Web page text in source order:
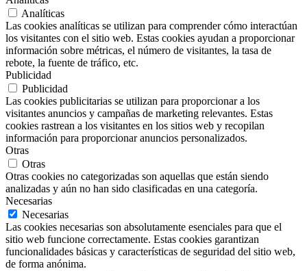
Analíticas
Las cookies analíticas se utilizan para comprender cómo interactúan
los visitantes con el sitio web. Estas cookies ayudan a proporcionar
información sobre métricas, el número de visitantes, la tasa de
rebote, la fuente de tráfico, etc.
Publicidad
Publicidad
Las cookies publicitarias se utilizan para proporcionar a los
visitantes anuncios y campañas de marketing relevantes. Estas
cookies rastrean a los visitantes en los sitios web y recopilan
información para proporcionar anuncios personalizados.
Otras
Otras
Otras cookies no categorizadas son aquellas que están siendo
analizadas y aún no han sido clasificadas en una categoría.
Necesarias
Necesarias
Las cookies necesarias son absolutamente esenciales para que el
sitio web funcione correctamente. Estas cookies garantizan
funcionalidades básicas y características de seguridad del sitio web,
de forma anónima.